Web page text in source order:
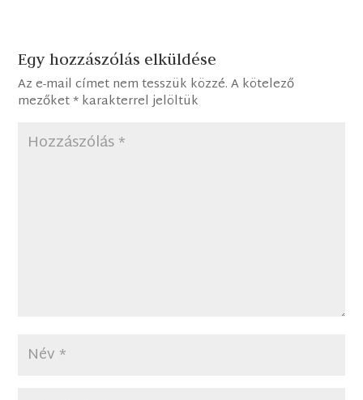
Egy hozzászólás elküldése
Az e-mail címet nem tesszük közzé. A kötelező
mezőket*karakterrel jelöltük